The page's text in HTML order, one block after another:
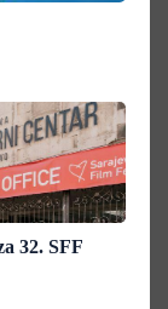
32. SFF